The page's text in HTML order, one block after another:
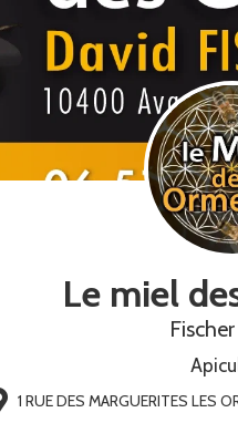
Le miel
1 RUE DES MARGUERITES